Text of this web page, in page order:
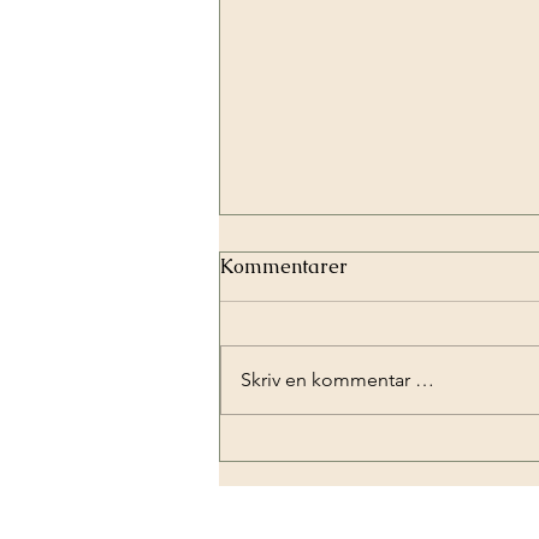
Kommentarer
Skriv en kommentar …